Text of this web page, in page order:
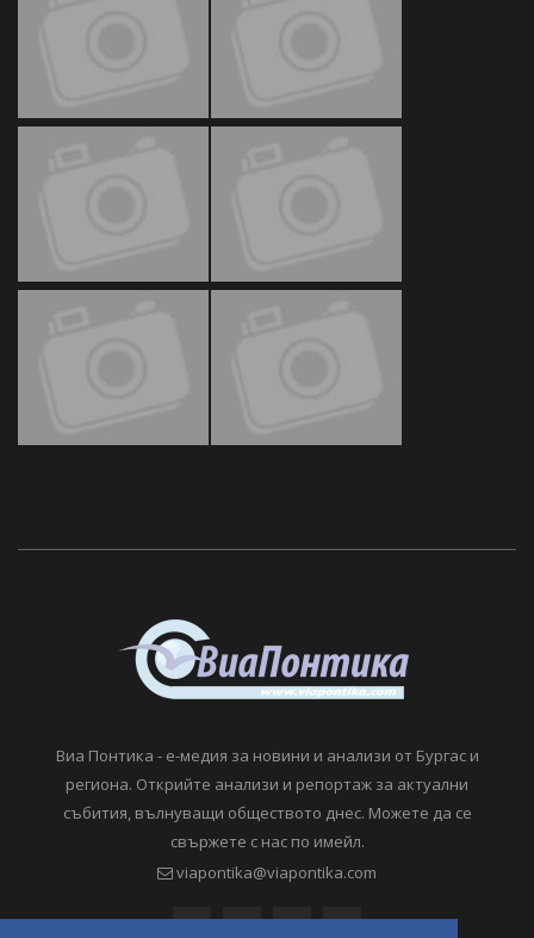
Виа Понтика - е-медия за новини и анализи от Бургас и
региона. Открийте анализи и репортаж за актуални
събития, вълнуващи обществото днес. Можете да се
свържете с нас по имейл.
viapontika@viapontika.com